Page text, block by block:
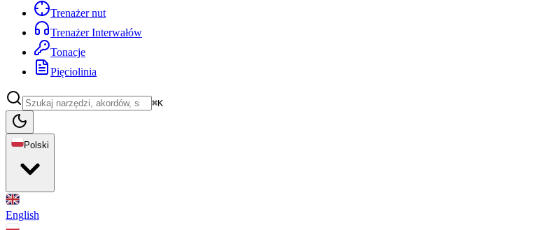
Trenażer nut
Trenażer Interwałów
Tonacje
Pięciolinia
⌘K
Polski
English